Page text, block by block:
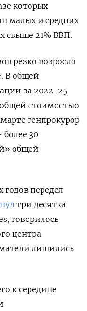
которых
малых и средних
свыше 21% ВВП.
резко возросло
В общей
за 2022-25
стоимостью
генпрокурор
30
общей
передел
три десятка
говорилось
центра
лишились
к середине